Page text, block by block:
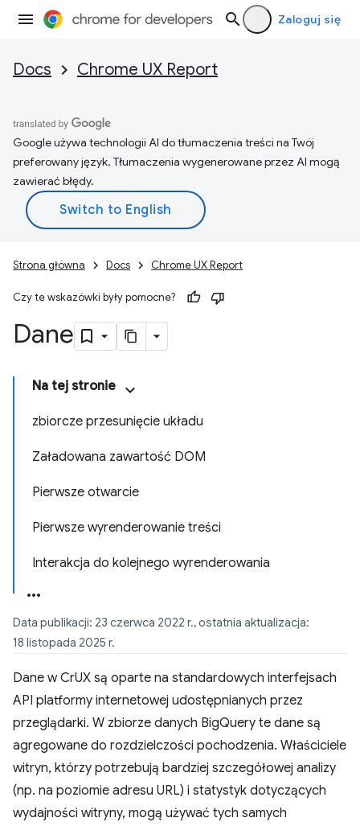
Zaloguj się
Docs Chrome UX Report
Google używa technologii AI do tłumaczenia treści na Twój
preferowany język. Tłumaczenia wygenerowane przez AI mogą
zawierać błędy.
Strona główna Docs Chrome UX Report
Czy te wskazówki były pomocne?
Dane
Na tej stronie
zbiorcze przesunięcie układu
Załadowana zawartość DOM
Pierwsze otwarcie
Pierwsze wyrenderowanie treści
Interakcja do kolejnego wyrenderowania
Data publikacji: 23 czerwca 2022 r., ostatnia aktualizacja:
18 listopada 2025 r.
Dane w CrUX są oparte na standardowych interfejsach
API platformy internetowej udostępnianych przez
przeglądarki. W zbiorze danych BigQuery te dane są
agregowane do rozdzielczości pochodzenia. Właściciele
witryn, którzy potrzebują bardziej szczegółowej analizy
(np. na poziomie adresu URL) i statystyk dotyczących
wydajności witryny, mogą używać tych samych